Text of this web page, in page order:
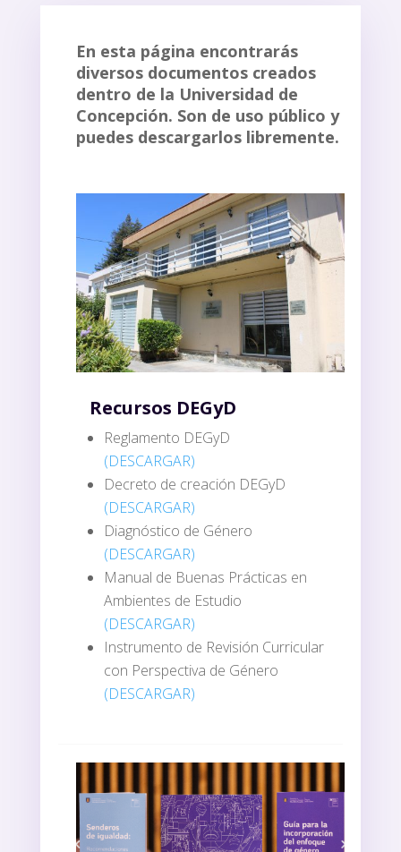
5 Recursos Proyecto InES Género
5 Recurso DirCom - DEGyD
En esta página encontrarás
diversos documentos creados
dentro de la Universidad de
Concepción. Son de uso público y
puedes descargarlos libremente.
Recursos DEGyD
Reglamento DEGyD
(DESCARGAR)
Decreto de creación DEGyD
(DESCARGAR)
Diagnóstico de Género
(DESCARGAR)
Manual de Buenas Prácticas en
Ambientes de Estudio
(DESCARGAR)
Instrumento de Revisión Curricular
con Perspectiva de Género
(DESCARGAR)